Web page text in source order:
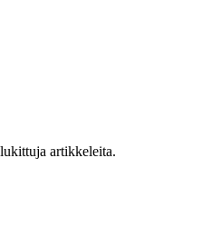
artikkeleita.